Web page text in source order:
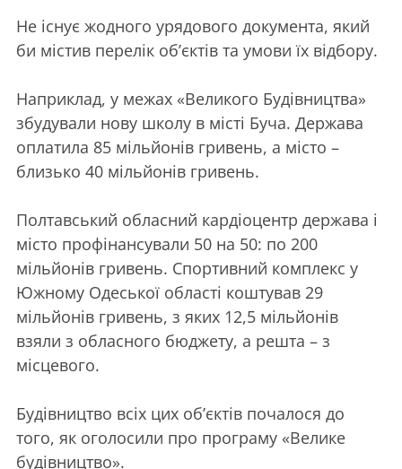
Не існує жодного урядового документа, який
би містив перелік об’єктів та умови їх відбору.
Наприклад, у межах «Великого Будівництва»
збудували нову школу в місті Буча. Держава
оплатила 85 мільйонів гривень, а місто –
близько 40 мільйонів гривень.
Полтавський обласний кардіоцентр держава і
місто профінансували 50 на 50: по 200
мільйонів гривень. Спортивний комплекс у
Южному Одеської області коштував 29
мільйонів гривень, з яких 12,5 мільйонів
взяли з обласного бюджету, а решта – з
місцевого.
Будівництво всіх цих об’єктів почалося до
того, як оголосили про програму «Велике
будівництво».